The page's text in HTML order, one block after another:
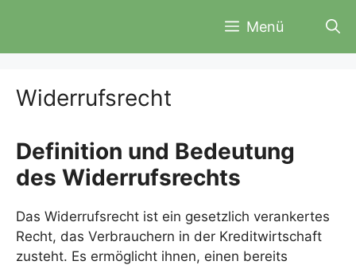
Menü
Widerrufsrecht
Definition und Bedeutung
des Widerrufsrechts
Das Widerrufsrecht ist ein gesetzlich verankertes
Recht, das Verbrauchern in der Kreditwirtschaft
zusteht. Es ermöglicht ihnen, einen bereits